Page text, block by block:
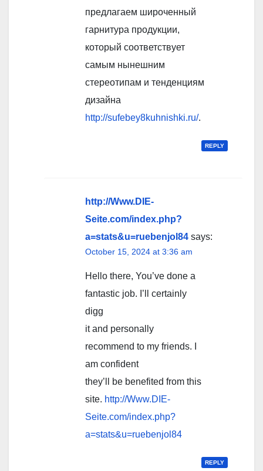
предлагаем широченный
гарнитура продукции,
который соответствует
самым нынешним
стереотипам и тенденциям
дизайна
http://sufebey8kuhnishki.ru/.
REPLY
http://Www.DIE-
Seite.com/index.php?
a=stats&u=ruebenjol84 says:
October 15, 2024 at 3:36 am
Hello there, You’ve done a
fantastic job. I’ll certainly
digg
it and personally
recommend to my friends. I
am confident
they’ll be benefited from this
site. http://Www.DIE-
Seite.com/index.php?
a=stats&u=ruebenjol84
REPLY